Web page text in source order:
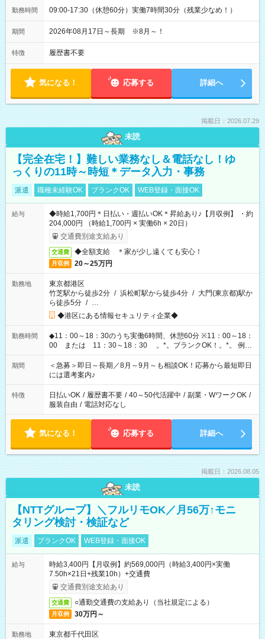
勤務時間 09:00-17:30（休憩60分）実働7時間30分（残業少なめ！）
期間 2026年08月17日～長期 ※8月～！
特徴 履歴書不要
気になる！ 応募する 詳細へ
掲載日：2026.07.29
未読
【完全在宅！】難しい業務なし＆電話なし！ゆ
っくりの11時～時短＊データ入力・事務
派遣 職種未経験OK ブランクOK WEB登録・面接OK
給与
◆時給1,700円＊日払い・週払いOK＊昇給あり♪【月収例】 ・約
204,000円 （時給1,700円 × 実働6h × 20日）
交通費別途支給あり
交通費 ◆全額支給 ＊家が少し遠くても安心！
月収例 20～25万円
勤務地
東京都港区
竹芝駅から徒歩2分 / 浜松町駅から徒歩4分 / 大門(東京都)駅か
ら徒歩5分 / …
◆港区にある情報セキュリティ企業◆
勤務時間
◆11：00～18：30のうち実働6時間、休憩60分 ※11：00～18：
00 または 11：30～18：30 。*。ブランクOK！。*。 例え
ば前職が、 在宅/財団法人/事務/コールセンター/受付/販売/カフェ
スタッフ スイーツ販売/ホテルフロント/化粧品販売/など 様々な
業界から入社して活躍されています♪
期間
＜急募＞即日～長期／8月～9月～も相談OK！応募から最短即日
には選考案内♪
特徴 日払いOK / 履歴書不要 / 40～50代活躍中 / 副業・WワークOK /
服装自由 / 電話対応なし
気になる！ 応募する 詳細へ
掲載日：2026.08.05
未読
【NTTグループ】＼フルリモOK／月56万↑モニ
タリング検討・検証など
派遣 ブランクOK WEB登録・面接OK
給与
時給3,400円【月収例】約569,000円（時給3,400円×実働
7.50h×21日+残業10h）+交通費
交通費別途支給あり
交通費 ○通勤交通費の支給あり（当社規定による）
月収例 30万円～
勤務地
東京都千代田区